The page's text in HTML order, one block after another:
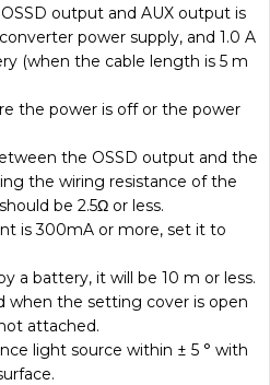
output and AUX output is
power supply, and 1.0 A
(when the cable length is 5 m
the power is off or the power
the OSSD output and the
the wiring resistance of the
be 2.5Ω or less.
is 300mA or more, set it to
a battery, it will be 10 m or less.
when the setting cover is open
attached.
light source within ± 5 ° with